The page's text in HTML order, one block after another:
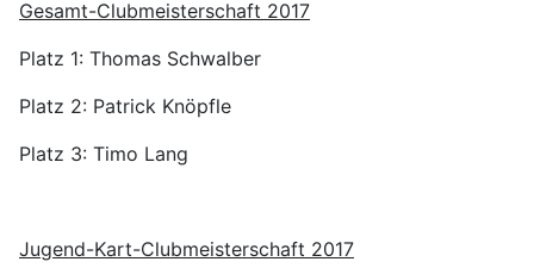
Gesamt-Clubmeisterschaft 2017
Platz 1: Thomas Schwalber
Platz 2: Patrick Knöpfle
Platz 3: Timo Lang
Jugend-Kart-Clubmeisterschaft 2017